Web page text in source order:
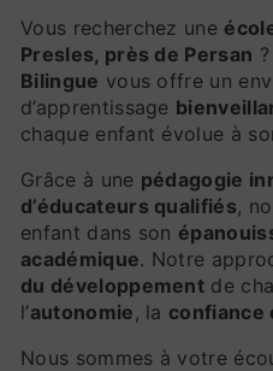
Vous recherchez une
Presles, près de Persan
Bilingue vous offre un
d’apprentissage
chaque enfant évolue à
Grâce à une pédagogie
d’éducateurs qualifiés,
enfant dans son
académique. Notre
du développement de
l’autonomie, la confiance
Nous sommes à votre écoute pour répondre à